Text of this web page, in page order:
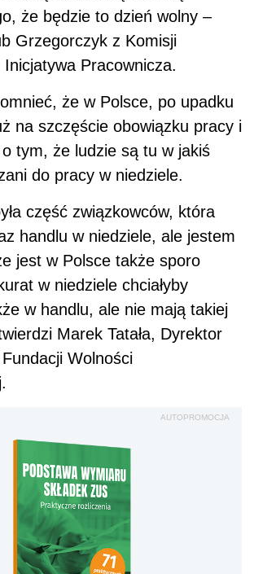
że będzie to dzień wolny –
Grzegorczyk z Komisji
Pracownicza.
że w Polsce, po upadku
na szczęście obowiązku pracy i
tym, że ludzie są tu w jakiś
do pracy w niedziele.
część związkowców, która
handlu w niedziele, ale jestem
jest w Polsce także sporo
w niedziele chciałyby
w handlu, ale nie mają takiej
Marek Tatała, Dyrektor
Wolności
AUTOPROMOCJA